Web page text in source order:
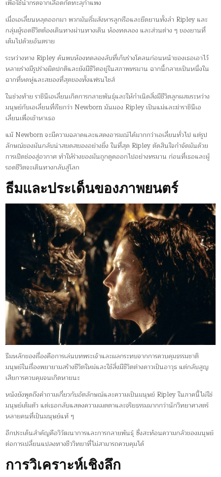
เพื่อใช้น้ำกรดจากเลือดกัดทะลุกำแพง
เมื่อเอเลี่ยนหลุดออกมา พวกมันเริ่มสังหารลูกเรือและยึดยานทั้งลำ Ripley และ
กลุ่มผู้รอดชีวิตต้องเดินทางผ่านทางเดิน ห้องทดลอง และส่วนต่าง ๆ ของยานที่
เต็มไปด้วยอันตราย
ระหว่างทาง Ripley ค้นพบห้องทดลองลับที่เก็บร่างโคลนก่อนหน้าของเธอเอาไว้
หลายร่างมีรูปร่างผิดปกติและยังมีชีวิตอยู่ในสภาพทรมาน ฉากนี้กลายเป็นหนึ่งใน
ฉากที่หดหู่และสยองที่สุดของทั้งแฟรนไชส์
ในช่วงท้าย ราชินีเอเลี่ยนเกิดการกลายพันธุ์และให้กำเนิดสิ่งมีชีวิตลูกผสมระหว่าง
มนุษย์กับเอเลี่ยนที่เรียกว่า Newborn มันมอง Ripley เป็นแม่และฆ่าราชินีเอ
เลี่ยนเพื่อเข้าหาเธอ
แม้ Newborn จะมีความฉลาดและแสดงอารมณ์ได้มากกว่าเอเลี่ยนทั่วไป แต่รูป
ลักษณ์ของมันกลับน่าสยดสยองอย่างยิ่ง ในที่สุด Ripley ตัดสินใจกำจัดมันด้วย
การเปิดช่องสู่อวกาศ ทำให้ร่างของมันถูกดูดออกไปอย่างทรมาน ก่อนที่เธอและผู้
รอดชีวิตจะเดินทางกลับสู่โลก
ธีมและประเด็นของภาพยนตร์
ธีมหลักของเรื่องคือการเล่นบทพระเจ้าและผลกระทบจากการควบคุมธรรมชาติ
มนุษย์ในเรื่องพยายามสร้างชีวิตใหม่และใช้สิ่งมีชีวิตต่างดาวเป็นอาวุธ แต่กลับสูญ
เสียการควบคุมจนเกิดหายนะ
หนังยังพูดถึงคำถามเกี่ยวกับอัตลักษณ์และความเป็นมนุษย์ Ripley ในภาคนี้ไม่ใช่
มนุษย์เต็มตัว แต่เธอกลับแสดงความเมตตาและจริยธรรมมากกว่านักวิทยาศาสตร์
หลายคนที่เป็นมนุษย์แท้ ๆ
อีกประเด็นสำคัญคือวิวัฒนาการและการกลายพันธุ์ ซึ่งสะท้อนความกลัวของมนุษย์
ต่อการเปลี่ยนแปลงทางชีววิทยาที่ไม่สามารถควบคุมได้
การวิเคราะห์เชิงลึก